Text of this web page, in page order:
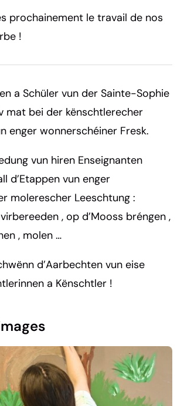
prochainement le travail de nos
!
a Schüler vun der Sainte-Sophie
mat bei der kënschtlerecher
enger wonnerschéiner Fresk.
vun hiren Enseignanten
d’Etappen vun enger
molerescher Leeschtung :
, op d’Mooss bréngen ,
, molen …
d’Aarbechten vun eise
a Kënschtler !